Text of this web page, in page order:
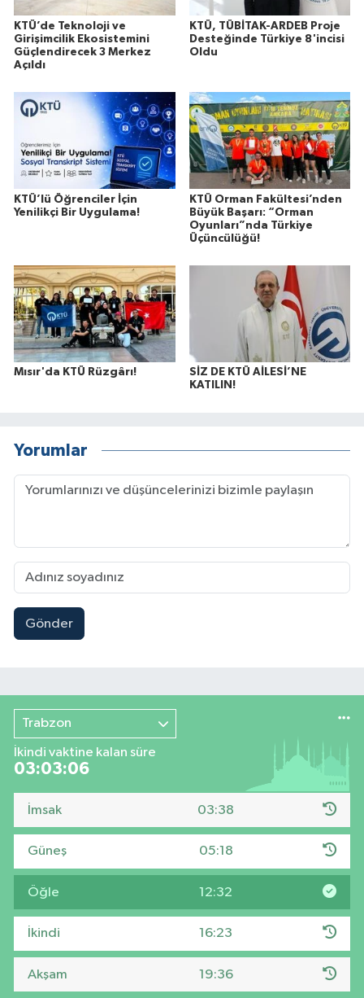
KTÜ’de Teknoloji ve
Girişimcilik Ekosistemini
Güçlendirecek 3 Merkez
Açıldı
KTÜ, TÜBİTAK-ARDEB Proje
Desteğinde Türkiye 8'incisi
Oldu
KTÜ’lü Öğrenciler İçin
Yenilikçi Bir Uygulama!
KTÜ Orman Fakültesi’nden
Büyük Başarı: “Orman
Oyunları”nda Türkiye
Üçüncülüğü!
Mısır'da KTÜ Rüzgârı!
SİZ DE KTÜ AİLESİ’NE
KATILIN!
Yorumlar
Gönder
Trabzon
İkindi vaktine kalan süre
03:03:06
İmsak 03:38
Güneş 05:18
Öğle 12:32
İkindi 16:23
Akşam 19:36